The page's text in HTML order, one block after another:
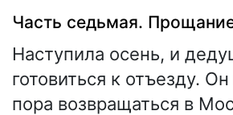
Часть седьмая.
Наступила осень, и
готовиться к отъезду.
пора возвращаться в